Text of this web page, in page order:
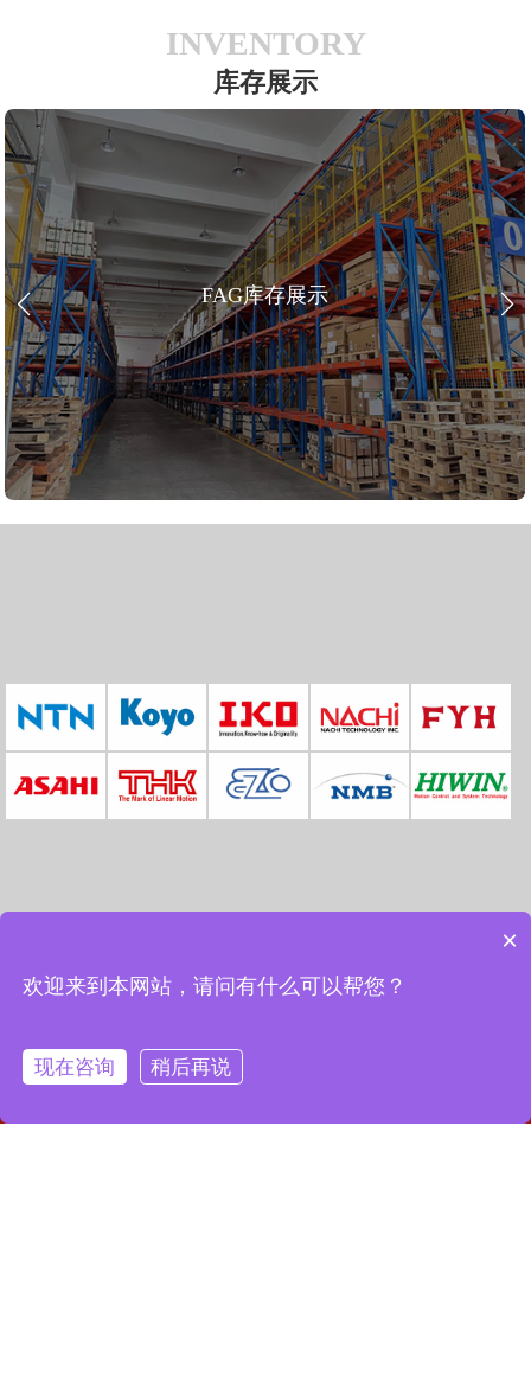
INVENTORY
库存展示
FAG库存展示
联系我们
×
欢迎来到本网站，请问有什么可以帮您？
现在咨询 稍后再说